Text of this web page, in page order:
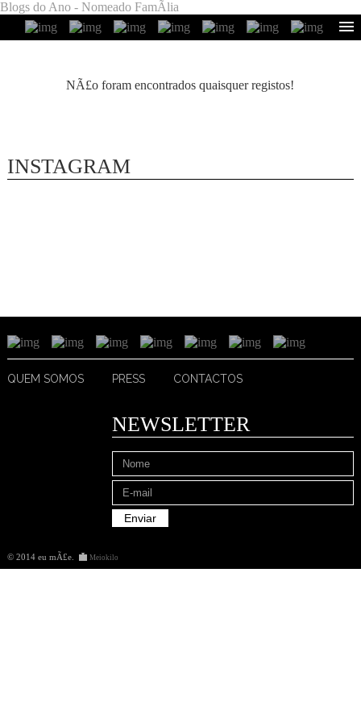
Blogs do Ano - Nomeado FamÃ­lia
NÃ£o foram encontrados quaisquer registos!
INSTAGRAM
QUEM SOMOS PRESS CONTACTOS
NEWSLETTER
© 2014 eu mÃ£e. Meiokilo